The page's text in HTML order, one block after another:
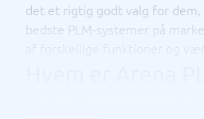
det et rigtig godt valg for
bedste PLM-systemer på